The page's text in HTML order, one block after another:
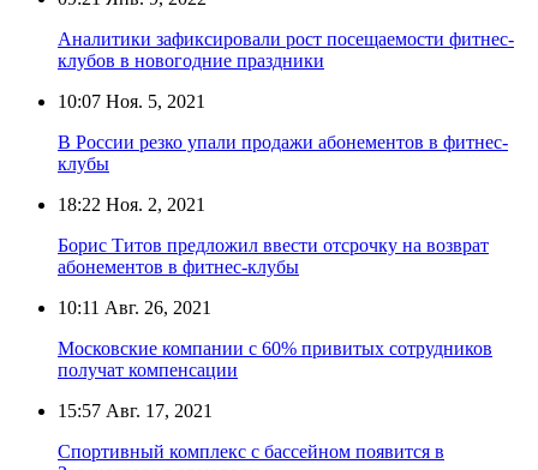
Аналитики зафиксировали рост посещаемости фитнес-
клубов в новогодние праздники
10:07 Ноя. 5, 2021
В России резко упали продажи абонементов в фитнес-
клубы
18:22 Ноя. 2, 2021
Борис Титов предложил ввести отсрочку на возврат
абонементов в фитнес-клубы
10:11 Авг. 26, 2021
Московские компании с 60% привитых сотрудников
получат компенсации
15:57 Авг. 17, 2021
Спортивный комплекс с бассейном появится в